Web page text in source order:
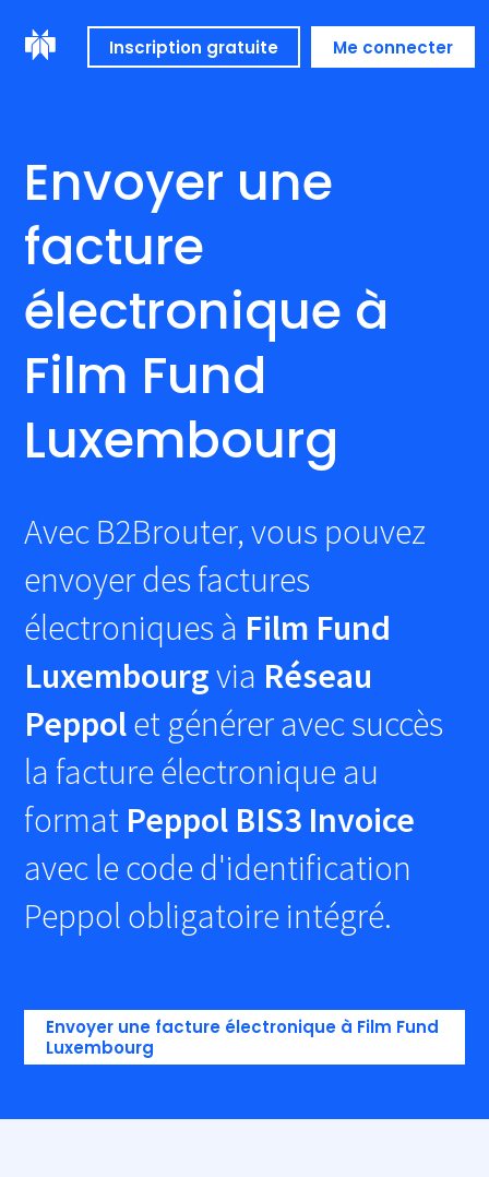
Inscription gratuite Me connecter
Envoyer une
facture
électronique à
Film Fund
Luxembourg
Avec B2Brouter, vous pouvez
envoyer des factures
électroniques à Film Fund
Luxembourgvia Réseau
Peppolet générer avec succès
la facture électronique au
format Peppol BIS3 Invoice
avec le code d'identification
Peppol obligatoire intégré.
Envoyer une facture électronique à Film Fund
Luxembourg